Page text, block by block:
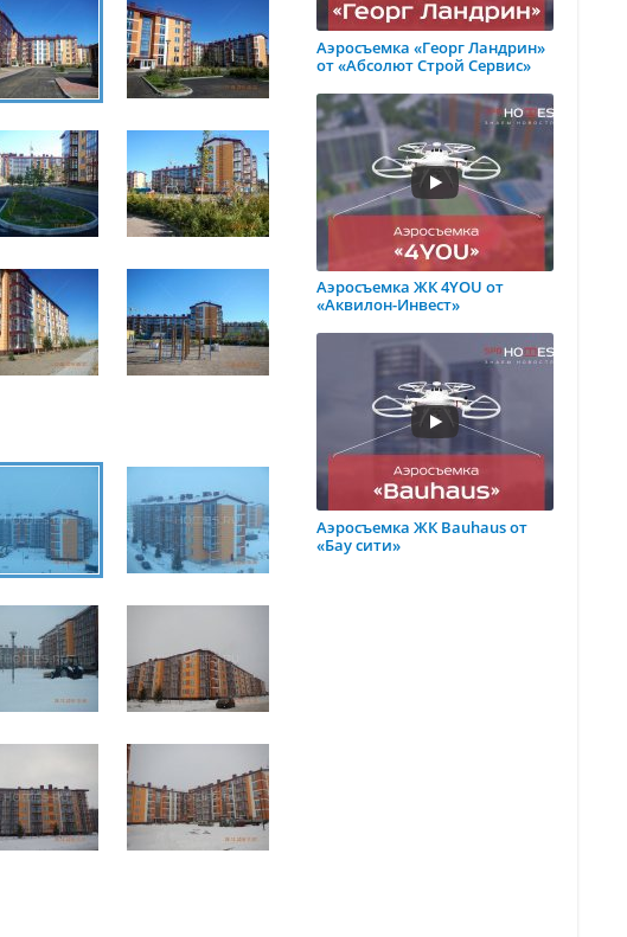
Аэросъемка «Георг Ландрин»
от «Абсолют Строй Сервис»
Аэросъемка ЖК 4YOU от
«Аквилон-Инвест»
Аэросъемка ЖК Bauhaus от
«Бау сити»